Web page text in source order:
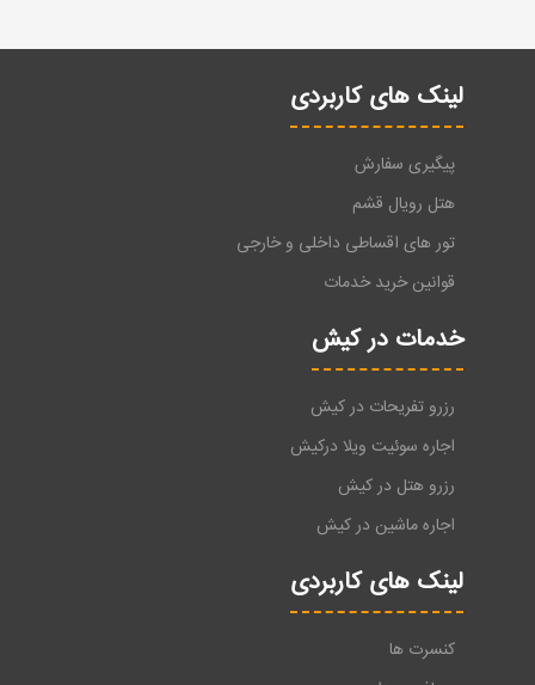
لینک های کاربردی
پیگیری سفارش
هتل رویال قشم
تور های اقساطی داخلی و خارجی
قوانین خرید خدمات
خدمات در کیش
رزرو تفریحات در کیش
اجاره سوئیت ویلا درکیش
رزرو هتل در کیش
اجاره ماشین در کیش
لینک های کاربردی
کنسرت ها